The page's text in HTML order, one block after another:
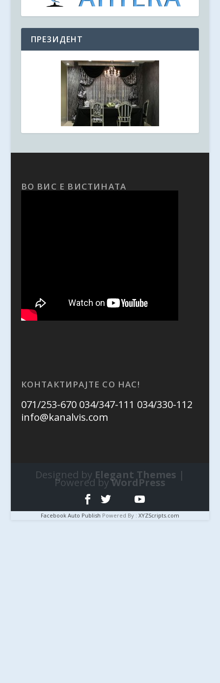
ПРЕЗИДЕНТ
ВО ВИС Е ВИСТИНАТА
КОНТАКТИРАЈТЕ СО НАС!
071/253-670 034/347-111 034/330-112
info@kanalvis.com
Designed by Elegant Themes |
Powered byWordPress
Facebook Auto Publish Powered By : XYZScripts.com